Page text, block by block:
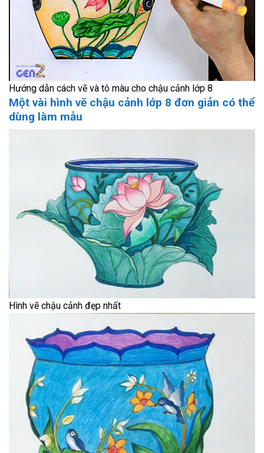
Hướng dẫn cách vẽ và tô màu cho chậu cảnh lớp 8
Một vài hình vẽ chậu cảnh lớp 8 đơn giản có thể
dùng làm mẫu
Hình vẽ chậu cảnh đẹp nhất